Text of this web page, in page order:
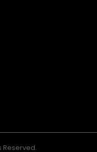
Reserved.